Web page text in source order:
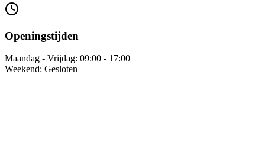
Openingstijden
Maandag - Vrijdag: 09:00 - 17:00
Weekend: Gesloten